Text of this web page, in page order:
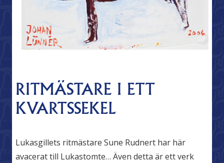
RITMÄSTARE I ETT
KVARTSSEKEL
Lukasgillets ritmästare Sune Rudnert har här
avacerat till Lukastomte… Även detta är ett verk